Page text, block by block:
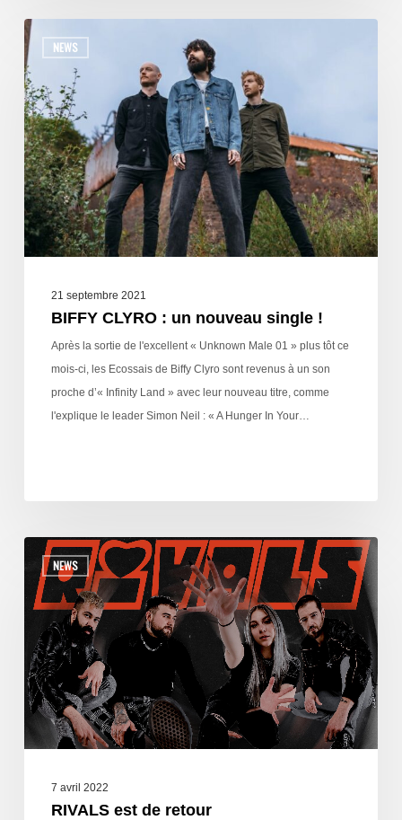
NEWS
21 septembre 2021
BIFFY CLYRO : un nouveau single !
Après la sortie de l'excellent « Unknown Male 01 » plus tôt ce
mois-ci, les Ecossais de Biffy Clyro sont revenus à un son
proche d’« Infinity Land » avec leur nouveau titre, comme
l'explique le leader Simon Neil : « A Hunger In Your…
NEWS
7 avril 2022
RIVALS est de retour